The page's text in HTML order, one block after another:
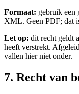
Formaat: gebruik een
XML. Geen PDF; dat
Let op: dit recht geldt
heeft verstrekt.
vallen hier niet onder.
7. Recht van